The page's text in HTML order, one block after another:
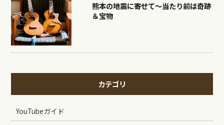
熊本の地震に寄せて〜当たり前は奇跡
＆宝物
カテゴリ
YouTubeガイド